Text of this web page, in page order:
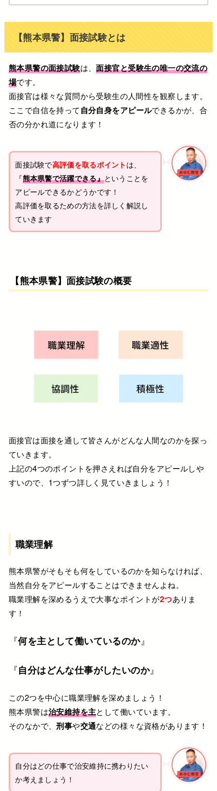
【熊本県警】面接試験とは
熊本県警の面接試験は、面接官と受験生の唯一の交流の
場です。
面接官は様々な質問から受験生の人間性を観察します。
ここで自信を持って 自分自身をアピールできるかが、合
否の分かれ道になります！
面接試験で高評価を取るポイント は、
『熊本県警で活躍できる』ということを
アピールできるかどうかです！
高評価を取るための方法を詳しく解説し
ていきます
【熊本県警】面接試験の概要
面接官は面接を通して皆さんがどんな人間なのかを探っ
ていきます。
上記の4つのポイントを押さえれば自分をアピールしや
すいので、1つずつ詳しく見ていきましょう！
職業理解
熊本県警がそもそも何をしているのかを知らなければ、
当然自分をアピールすることはできませんよね。
職業理解を深めるうえで大事なポイントが2つありま
す！
『何を主として働いているのか』
『自分はどんな仕事がしたいのか』
この2つを中心に職業理解を深めましょう！
熊本県警は治安維持を主として働いています。
そのなかで、刑事や交通などの様々な資格があります！
自分はどの仕事で治安維持に携わりたい
か考えましょう！